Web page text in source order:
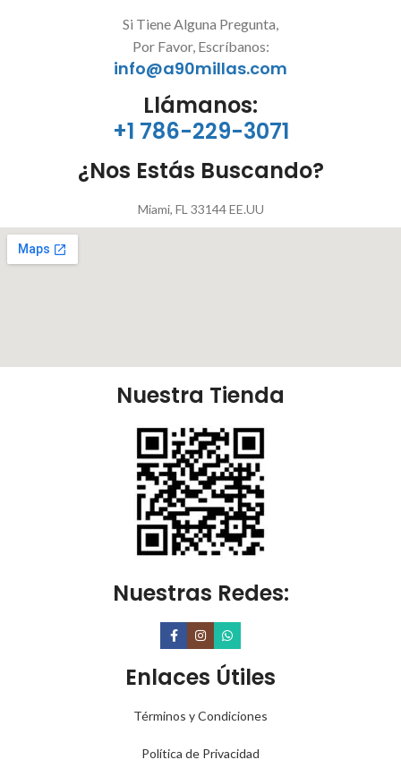
Si Tiene Alguna Pregunta,
Por Favor, Escríbanos:
info@a90millas.com
Llámanos:
+1 786-229-3071
¿Nos Estás Buscando?
Miami, FL 33144 EE.UU
Nuestra Tienda
Nuestras Redes:
Enlaces Útiles
Términos y Condiciones
Política de Privacidad